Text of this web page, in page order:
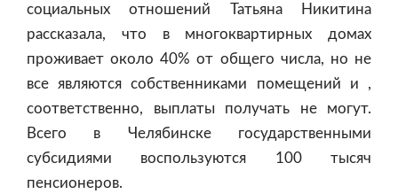
социальных отношений Татьяна Никитина
рассказала, что в многоквартирных домах
проживает около 40% от общего числа, но не
все являются собственниками помещений и ,
соответственно, выплаты получать не могут.
Всего в Челябинске государственными
субсидиями воспользуются 100 тысяч
пенсионеров.